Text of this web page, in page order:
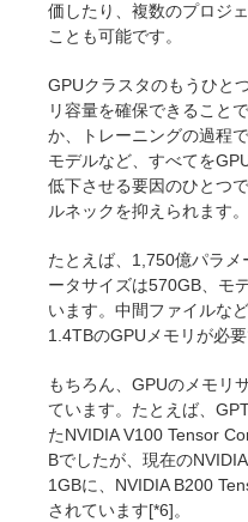
価したり、複数のプロジ
ことも可能です。
GPUクラスタのもうひと
リ容量を確保できること
か、トレーニングの過程
モデルなど、すべてを
低下させる要因のひとつ
ルネックを抑えられます。
たとえば、1,750億パラ
ータサイズは570GB、モ
います。中間ファイルな
1.4TBのGPUメモリが必要
もちろん、GPUのメモリ
ています。たとえば、
たNVIDIA V100 Tensor
Bでしたが、現在の
1GBに、NVIDIA B200
されています[*6]。